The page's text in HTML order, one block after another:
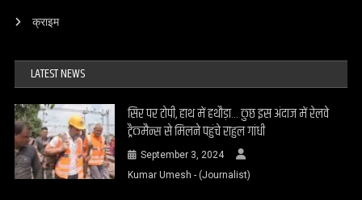
क्राइम
LATEST NEWS
सिर पर टोपी, हाथ में हथौड़ा… कुछ इस अंदाज में रेलवे
ट्रैकमैन्स से मिलने पहुंचे राहुल गांधी
September 3, 2024
Kumar Umesh - (Journalist)